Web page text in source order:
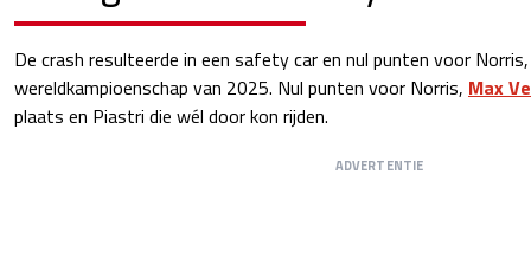
De crash resulteerde in een safety car en nul punten voor
wereldkampioenschap van 2025. Nul punten voor Norris, Max
plaats en Piastri die wél door kon rijden.
ADVERTENTIE